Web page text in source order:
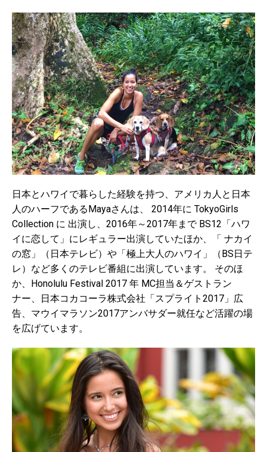
日本とハワイで暮らした経験を持つ、アメリカ人と日本
人のハーフであるMayaさんは、 2014年に TokyoGirls
Collection に 出演し、2016年～2017年まで BS12「ハワ
イに恋して」にレギュラー出演していたほか、「 ナカイ
の窓」（日本テレビ）や「極上大人のハワイ」（BS日テ
レ）など多くのテレビ番組に出演しています。 そのほ
か、Honolulu Festival 2017 年 MC担当＆ゲストラン
ナー、日本コカコーラ株式会社「スプライト2017」広
告、マウイマラソン2017アンバサダー就任など活躍の場
を広げています。